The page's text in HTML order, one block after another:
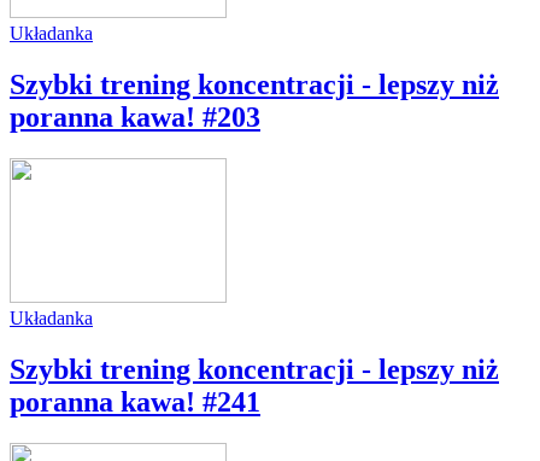
Układanka
Szybki trening koncentracji - lepszy niż
poranna kawa! #203
Układanka
Szybki trening koncentracji - lepszy niż
poranna kawa! #241